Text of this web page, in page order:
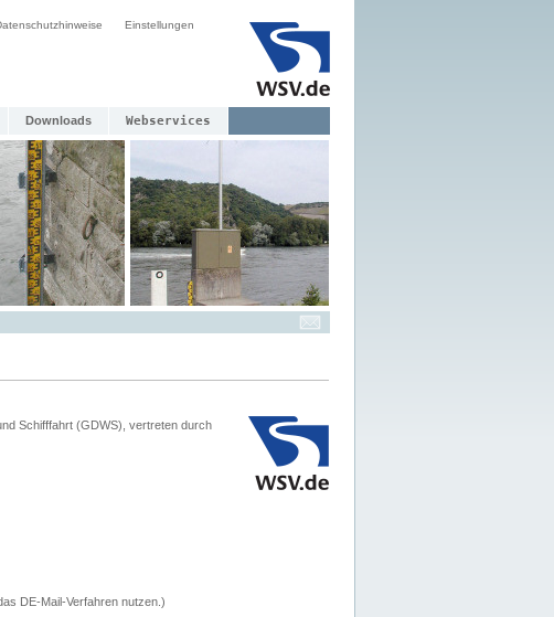
Einstellungen
Downloads Webservices
Schifffahrt (GDWS), vertreten durch
DE-Mail-Verfahren nutzen.)